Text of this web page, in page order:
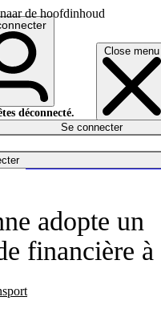
de hoofdinhoud
Close menu
déconnecté.
Se connecter
adopte un
financière à